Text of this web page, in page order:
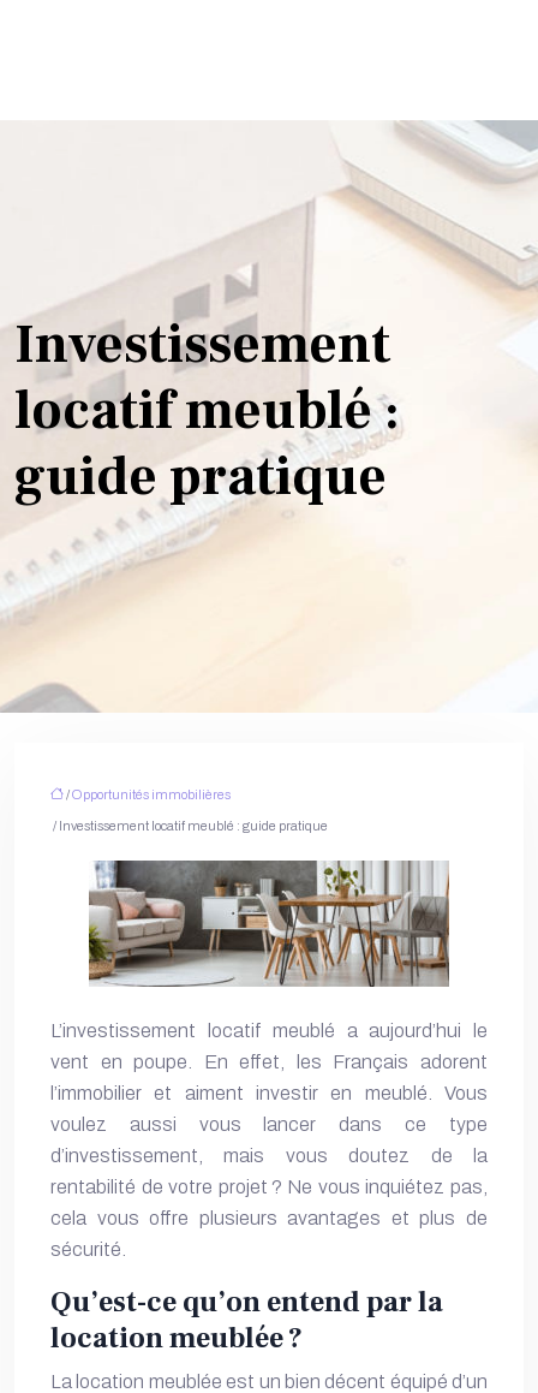
Investissement
locatif meublé :
guide pratique
/Opportunités immobilières
/ Investissement locatif meublé : guide pratique
L’investissement locatif meublé a aujourd’hui le
vent en poupe. En effet, les Français adorent
l’immobilier et aiment investir en meublé. Vous
voulez aussi vous lancer dans ce type
d’investissement, mais vous doutez de la
rentabilité de votre projet ? Ne vous inquiétez pas,
cela vous offre plusieurs avantages et plus de
sécurité.
Qu’est-ce qu’on entend par la
location meublée ?
La location meublée est un bien décent équipé d’un